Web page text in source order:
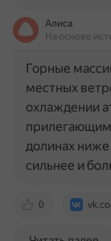
Алиса
На основе
0
Горные
местных
охлаждении
долинах ниже
сильнее и